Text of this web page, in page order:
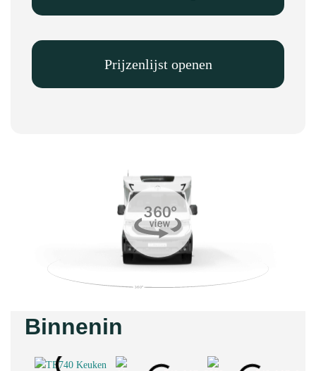
Prijzenlijst openen
Binnenin